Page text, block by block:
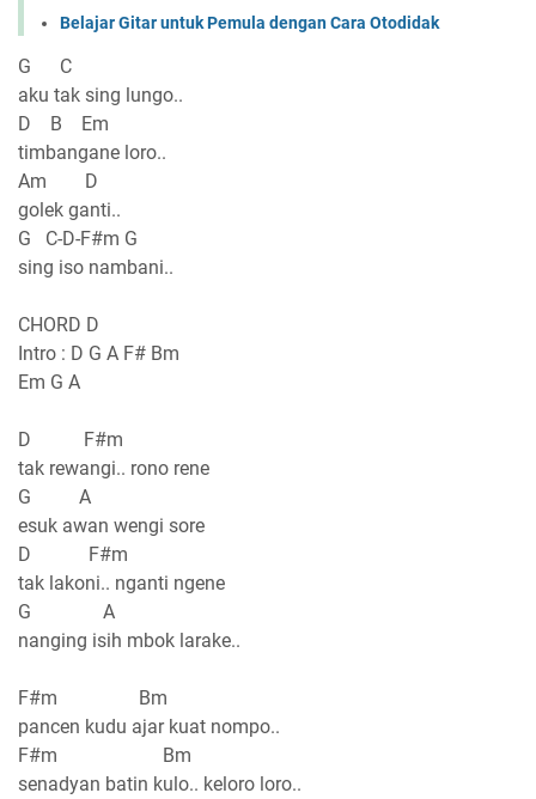
Belajar Gitar untuk Pemula dengan Cara Otodidak
G C
aku tak sing lungo..
D B Em
timbangane loro..
Am D
golek ganti..
G C-D-F#m G
sing iso nambani..
CHORD D
Intro : D G A F# Bm
Em G A
D F#m
tak rewangi.. rono rene
G A
esuk awan wengi sore
D F#m
tak lakoni.. nganti ngene
G A
nanging isih mbok larake..
F#m Bm
pancen kudu ajar kuat nompo..
F#m Bm
senadyan batin kulo.. keloro loro..